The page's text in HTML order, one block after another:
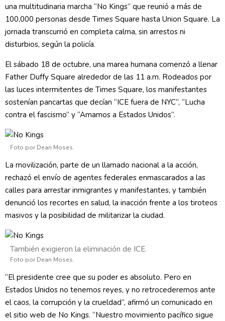
una multitudinaria marcha “No Kings” que reunió a más de
100,000 personas desde Times Square hasta Union Square. La
jornada transcurrió en completa calma, sin arrestos ni
disturbios, según la policía.
El sábado 18 de octubre, una marea humana comenzó a llenar
Father Duffy Square alrededor de las 11 a.m. Rodeados por
las luces intermitentes de Times Square, los manifestantes
sostenían pancartas que decían “ICE fuera de NYC”, “Lucha
contra el fascismo” y “Amamos a Estados Unidos”.
Foto por Dean Moses.
La movilización, parte de un llamado nacional a la acción,
rechazó el envío de agentes federales enmascarados a las
calles para arrestar inmigrantes y manifestantes, y también
denunció los recortes en salud, la inacción frente a los tiroteos
masivos y la posibilidad de militarizar la ciudad.
También exigieron la eliminación de ICE.
Foto por Dean Moses.
“El presidente cree que su poder es absoluto. Pero en
Estados Unidos no tenemos reyes, y no retrocederemos ante
el caos, la corrupción y la crueldad”, afirmó un comunicado en
el sitio web de No Kings. “Nuestro movimiento pacífico sigue